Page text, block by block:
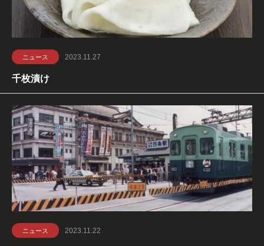
ニュース 2023.11.27
千枚漬け
ニュース 2023.11.22